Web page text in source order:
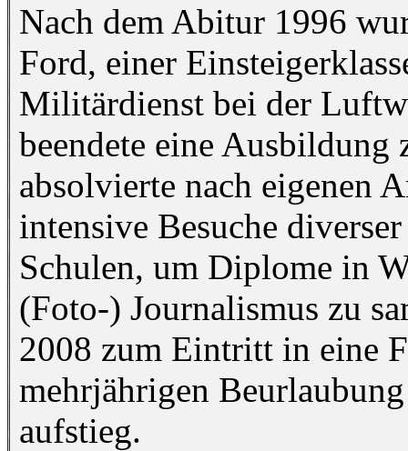
Nach dem Abitur 1996
Ford, einer
Militärdienst bei der
beendete eine
absolvierte nach eigenen
intensive Besuche
Schulen, um Diplome in
(Foto-) Journalismus zu
2008 zum Eintritt in eine
mehrjährigen
aufstieg.